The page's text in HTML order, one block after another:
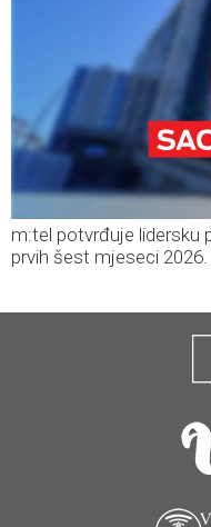
m:tel potvrđuje lidersku
prvih šest mjeseci 2026.